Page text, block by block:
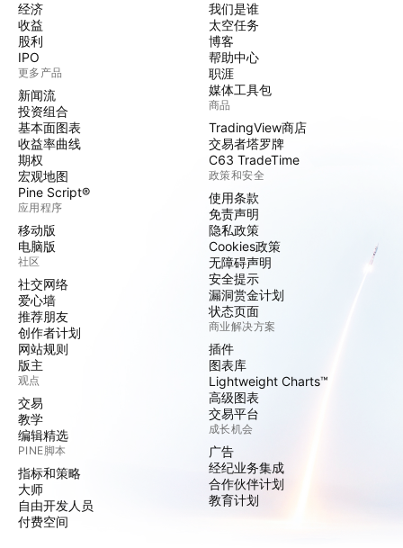
经济
收益
股利
IPO
更多产品
新闻流
投资组合
基本面图表
收益率曲线
期权
宏观地图
Pine Script®
应用程序
移动版
电脑版
社区
社交网络
爱心墙
推荐朋友
创作者计划
网站规则
版主
观点
交易
教学
编辑精选
PINE脚本
指标和策略
大师
自由开发人员
付费空间
我们是谁
太空任务
博客
帮助中心
职涯
媒体工具包
商品
TradingView商店
交易者塔罗牌
C63 TradeTime
政策和安全
使用条款
免责声明
隐私政策
Cookies政策
无障碍声明
安全提示
漏洞赏金计划
状态页面
商业解决方案
插件
图表库
Lightweight Charts™
高级图表
交易平台
成长机会
广告
经纪业务集成
合作伙伴计划
教育计划